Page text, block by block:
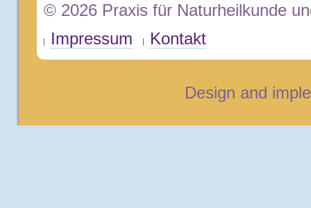
© 2026 Praxis für Naturheilkunde
Impressum
Kontakt
Design and